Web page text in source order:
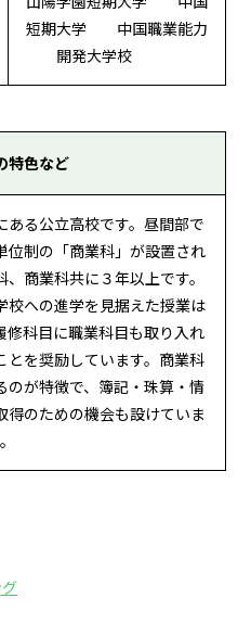
短期大学 中国職業能力
開発大学校
特色など
る公立高校です。昼間部で
位制の「商業科」が設置され
商業科共に３年以上です。
校への進学を見据えた授業は
修科目に職業科目も取り入れ
とを奨励しています。商業科
のが特徴で、簿記・珠算・情
のための機会も設けていま